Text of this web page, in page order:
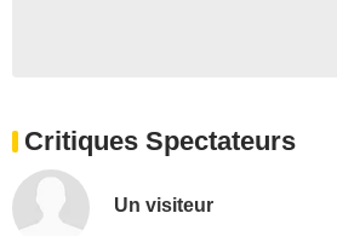
Critiques Spectateurs
Un visiteur